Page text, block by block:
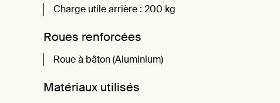
Charge utile arrière : 200 kg
Roues renforcées
Roue à bâton (Aluminium)
Matériaux utilisés